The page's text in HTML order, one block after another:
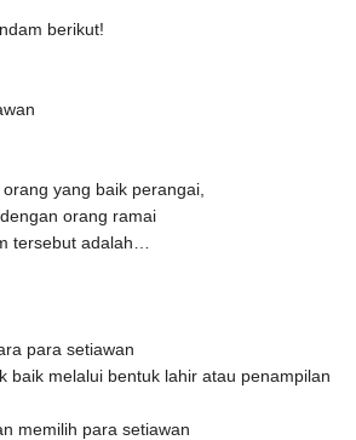
berikut!
yang baik perangai,
orang ramai
tersebut adalah…
para setiawan
baik melalui bentuk lahir atau penampilan
memilih para setiawan